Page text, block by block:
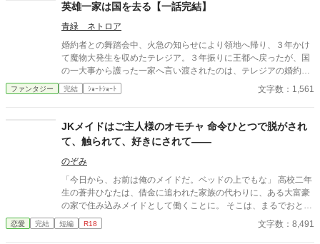
英雄一家は国を去る【一話完結】
青緑 ネトロア
婚約者との舞踏会中、火急の知らせにより領地へ帰り、３年かけ
て魔物大発生を収めたテレジア。３年振りに王都へ戻ったが、国
の一大事から護った一家へ言い渡されたのは、テレジアの婚約破
棄だった。 - - - - - - - - - - - - - ただいま後日談の加筆を計画中で
す。 2025/06/22
ファンタジー 完結 ｼｮｰﾄｼｮｰﾄ 文字数：1,561
JKメイドはご主人様のオモチャ 命令ひとつで脱がされ
て、触られて、好きにされて――
のぞみ
「今日から、お前は俺のメイドだ。ベッドの上でもな」 高校二年
生の蒼井ひなたは、借金に追われた家族の代わりに、ある大富豪
の家で住み込みメイドとして働くことに。 そこは、まるでおとぎ
話に出てきそうな大きな洋館。 でも、そこで待っていたのは、同
じ高校に通うちょっと有名な男の子――完璧だけど性格が超ドS
恋愛 完結 短編 R18 文字数：8,491